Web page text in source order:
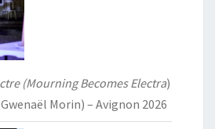
(Mourning Becomes Electra)
Morin) – Avignon 2026